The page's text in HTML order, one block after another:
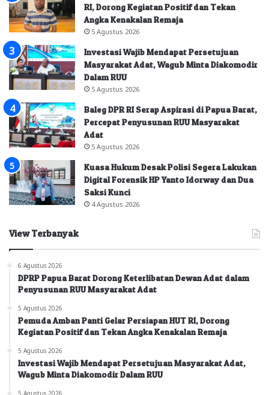
RI, Dorong Kegiatan Positif dan Tekan
Angka Kenakalan Remaja
5 Agustus 2026
Investasi Wajib Mendapat Persetujuan
Masyarakat Adat, Wagub Minta Diakomodir
Dalam RUU
5 Agustus 2026
Baleg DPR RI Serap Aspirasi di Papua Barat,
Percepat Penyusunan RUU Masyarakat
Adat
5 Agustus 2026
Kuasa Hukum Desak Polisi Segera Lakukan
Digital Forensik HP Yanto Idorway dan Dua
Saksi Kunci
4 Agustus 2026
View Terbanyak
6 Agustus 2026
DPRP Papua Barat Dorong Keterlibatan Dewan Adat dalam
Penyusunan RUU Masyarakat Adat
5 Agustus 2026
Pemuda Amban Panti Gelar Persiapan HUT RI, Dorong
Kegiatan Positif dan Tekan Angka Kenakalan Remaja
5 Agustus 2026
Investasi Wajib Mendapat Persetujuan Masyarakat Adat,
Wagub Minta Diakomodir Dalam RUU
5 Agustus 2026